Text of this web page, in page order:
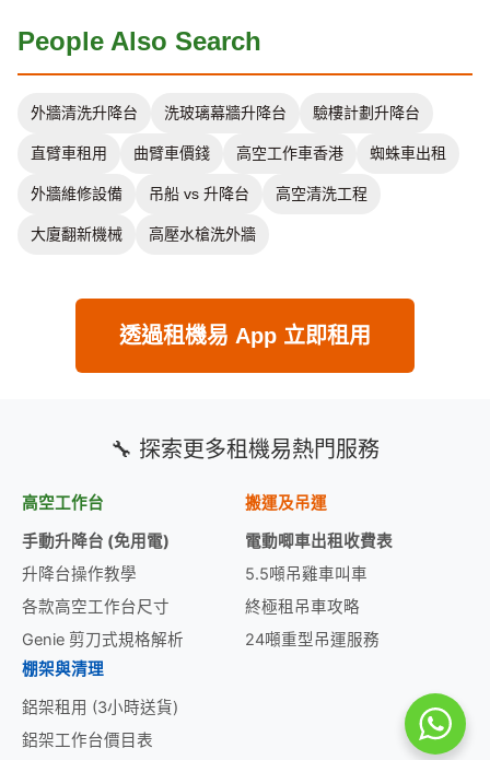
People Also Search
外牆清洗升降台 洗玻璃幕牆升降台 驗樓計劃升降台
直臂車租用 曲臂車價錢 高空工作車香港 蜘蛛車出租
外牆維修設備 吊船 vs 升降台 高空清洗工程
大廈翻新機械 高壓水槍洗外牆
透過租機易 App 立即租用
🔧 探索更多租機易熱門服務
高空工作台
手動升降台 (免用電)
升降台操作教學
各款高空工作台尺寸
Genie 剪刀式規格解析
搬運及吊運
電動唧車出租收費表
5.5噸吊雞車叫車
終極租吊車攻略
24噸重型吊運服務
棚架與清理
鋁架租用 (3小時送貨)
鋁架工作台價目表